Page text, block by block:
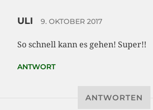
ULI 9. OKTOBER 2017
So schnell kann es gehen! Super!!
ANTWORT
ANTWORTEN